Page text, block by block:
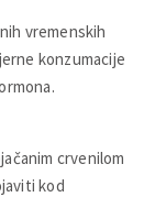
vremenskih
konzumacije
crvenilom
kod